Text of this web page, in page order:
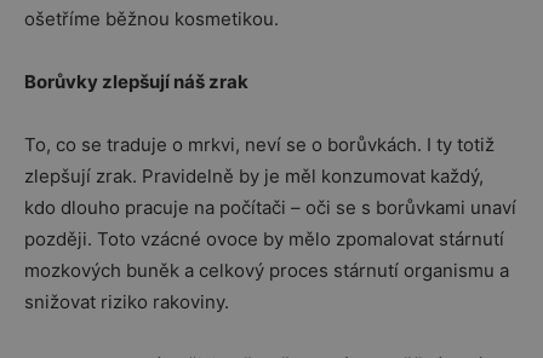
ošetříme běžnou kosmetikou.
Borůvky zlepšují náš zrak
To, co se traduje o mrkvi, neví se o borůvkách. I ty totiž
zlepšují zrak. Pravidelně by je měl konzumovat každý,
kdo dlouho pracuje na počítači – oči se s borůvkami unaví
později. Toto vzácné ovoce by mělo zpomalovat stárnutí
mozkových buněk a celkový proces stárnutí organismu a
snižovat riziko rakoviny.